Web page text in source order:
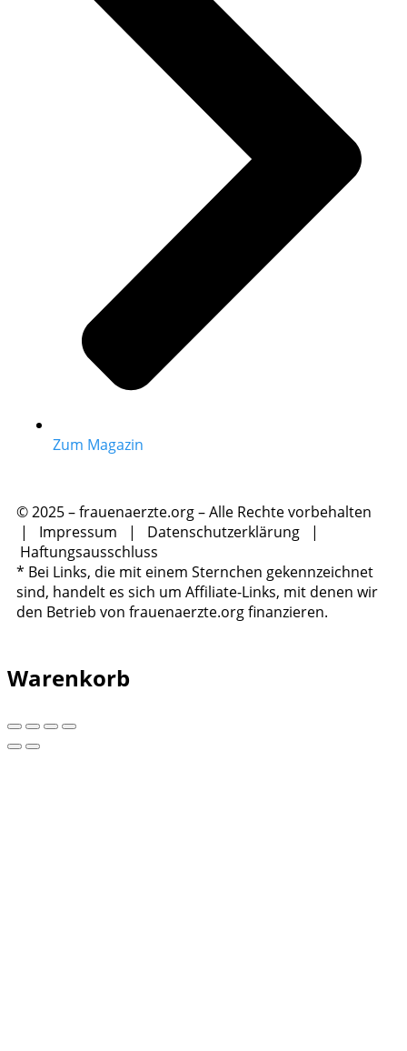
Zum Magazin
© 2025 – frauenaerzte.org – Alle Rechte vorbehalten
| Impressum | Datenschutzerklärung |
Haftungsausschluss
* Bei Links, die mit einem Sternchen gekennzeichnet
sind, handelt es sich um Affiliate-Links, mit denen wir
den Betrieb von frauenaerzte.org finanzieren.
Warenkorb